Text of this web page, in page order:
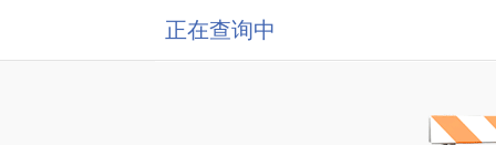
正在查询中